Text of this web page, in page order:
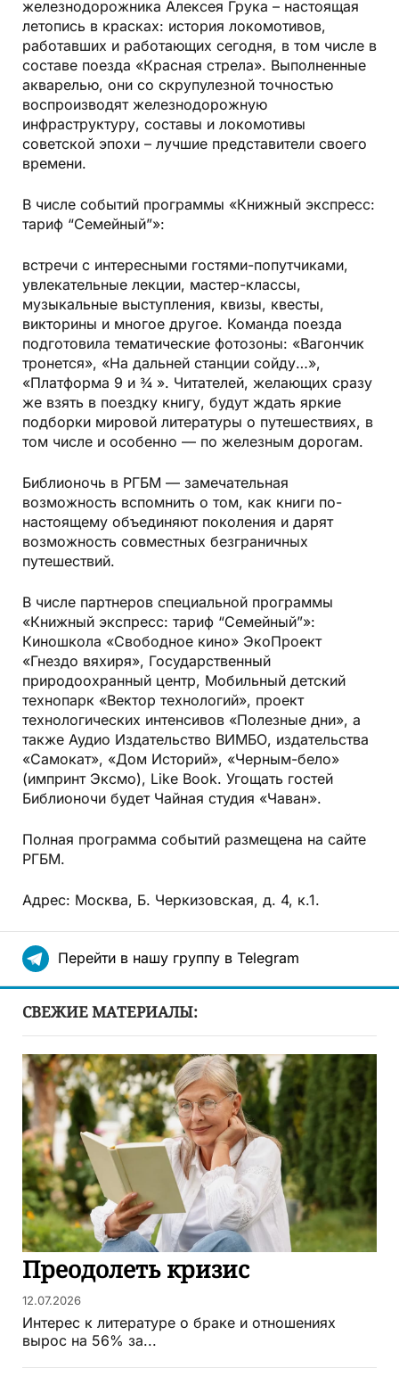
железнодорожника Алексея Грука – настоящая
летопись в красках: история локомотивов,
работавших и работающих сегодня, в том числе в
составе поезда «Красная стрела». Выполненные
акварелью, они со скрупулезной точностью
воспроизводят железнодорожную
инфраструктуру, составы и локомотивы
советской эпохи – лучшие представители своего
времени.
В числе событий программы «Книжный экспресс:
тариф “Семейный”»:
встречи с интересными гостями-попутчиками,
увлекательные лекции, мастер-классы,
музыкальные выступления, квизы, квесты,
викторины и многое другое. Команда поезда
подготовила тематические фотозоны: «Вагончик
тронется», «На дальней станции сойду…»,
«Платформа 9 и ¾ ». Читателей, желающих сразу
же взять в поездку книгу, будут ждать яркие
подборки мировой литературы о путешествиях, в
том числе и особенно — по железным дорогам.
Библионочь в РГБМ — замечательная
возможность вспомнить о том, как книги по-
настоящему объединяют поколения и дарят
возможность совместных безграничных
путешествий.
В числе партнеров специальной программы
«Книжный экспресс: тариф “Семейный”»:
Киношкола «Свободное кино» ЭкоПроект
«Гнездо вяхиря», Государственный
природоохранный центр, Мобильный детский
технопарк «Вектор технологий», проект
технологических интенсивов «Полезные дни», а
также Аудио Издательство ВИМБО, издательства
«Самокат», «Дом Историй», «Черным-бело»
(импринт Эксмо), Like Book. Угощать гостей
Библионочи будет Чайная студия «Чаван».
Полная программа событий размещена на сайте
РГБМ.
Адрес: Москва, Б. Черкизовская, д. 4, к.1.
Перейти в нашу группу в Telegram
СВЕЖИЕ МАТЕРИАЛЫ:
Преодолеть кризис
12.07.2026
Интерес к литературе о браке и отношениях
вырос на 56% за...